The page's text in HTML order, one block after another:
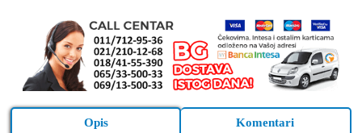
Opis Komentari